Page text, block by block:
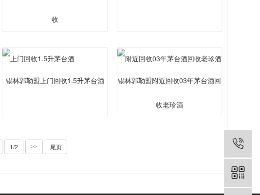
收
锡林郭勒盟上门回收1.5升茅台酒 锡林郭勒盟附近回收03年茅台酒回
收老珍酒
1/2 >> 尾页